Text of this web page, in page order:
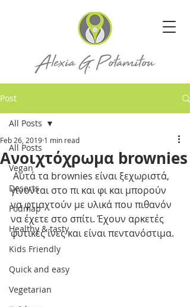
Post
All Posts
Vegan
Deserts
Fodmap
Healthy & tasty
Kids Friendly
Quick and easy
Vegetarian
All Posts
Ανοιχτόχρωμα brownies
Feb 26, 2019 1 min read
γίνονται στο πι και φι και μπορούν
να φτιαχτούν με υλικά που πιθανόν
να έχετε στο σπίτι. Έχουν αρκετές
φυτικές ίνες και είναι πεντανόστιμα.